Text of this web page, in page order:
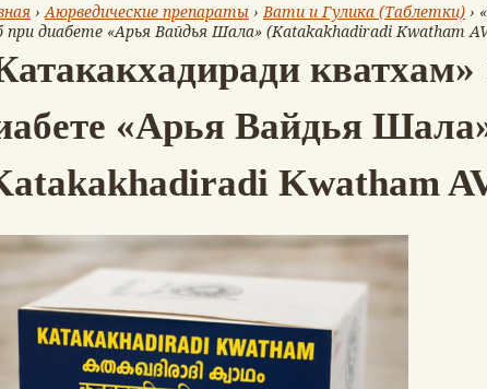
›Аюрведические препараты ›Вати и Гулика (Таблетки) ›
диабете «Арья Вайдья Шала» (Katakakhadiradi Kwatham
кватхам»
«Арья Вайдья
Kwatham